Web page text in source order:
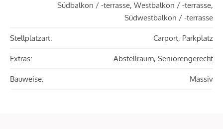
Südbalkon / -terrasse, Westbalkon / -terrasse,
Südwestbalkon / -terrasse
Stellplatzart: Carport, Parkplatz
Extras: Abstellraum, Seniorengerecht
Bauweise: Massiv